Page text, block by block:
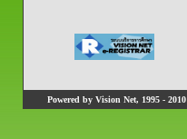
Powered by Vision Net, 1995 - 2010